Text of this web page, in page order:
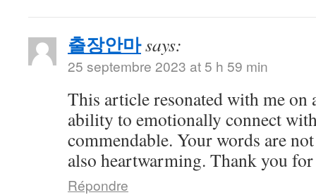
출장안마says:
25 septembre 2023 at 5 h 59 min
This article resonated with me on
ability to emotionally connect
commendable. Your words are
also heartwarming. Thank you
Répondre